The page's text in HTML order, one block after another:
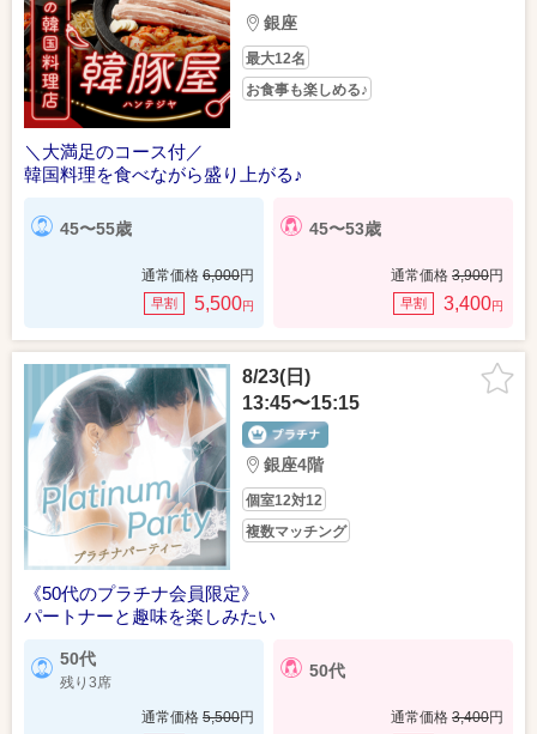
銀座
最大12名
お食事も楽しめる♪
＼大満足のコース付／
韓国料理を食べながら盛り上がる♪
45〜55歳
通常価格 6,000円
早割 5,500円
45〜53歳
通常価格 3,900円
早割 3,400円
8/23(日)
13:45〜15:15
銀座4階
個室12対12
複数マッチング
《50代のプラチナ会員限定》
パートナーと趣味を楽しみたい
50代
残り3席
通常価格 5,500円
50代
通常価格 3,400円